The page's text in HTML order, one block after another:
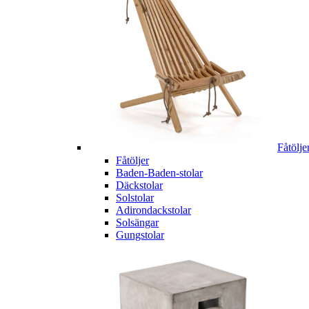
Fåtöljer
Baden-Baden-stolar
Däckstolar
Solstolar
Adirondackstolar
Solsängar
Gungstolar